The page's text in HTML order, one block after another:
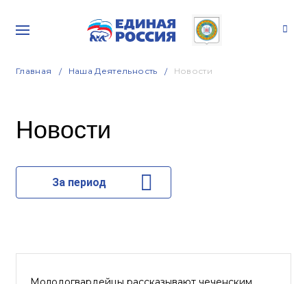
Главная Наша Деятельность Новости
Новости
За период